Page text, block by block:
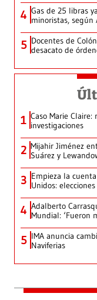
4 Gas de 25 libras
minoristas, según
5 Docentes de
desacato de
1 Caso Marie
investigaciones
2 Mijahir Jiménez
Suárez y
3 Empieza la
Unidos:
4 Adalberto
Mundial: ‘Fueron
5 IMA anuncia
Naviferias